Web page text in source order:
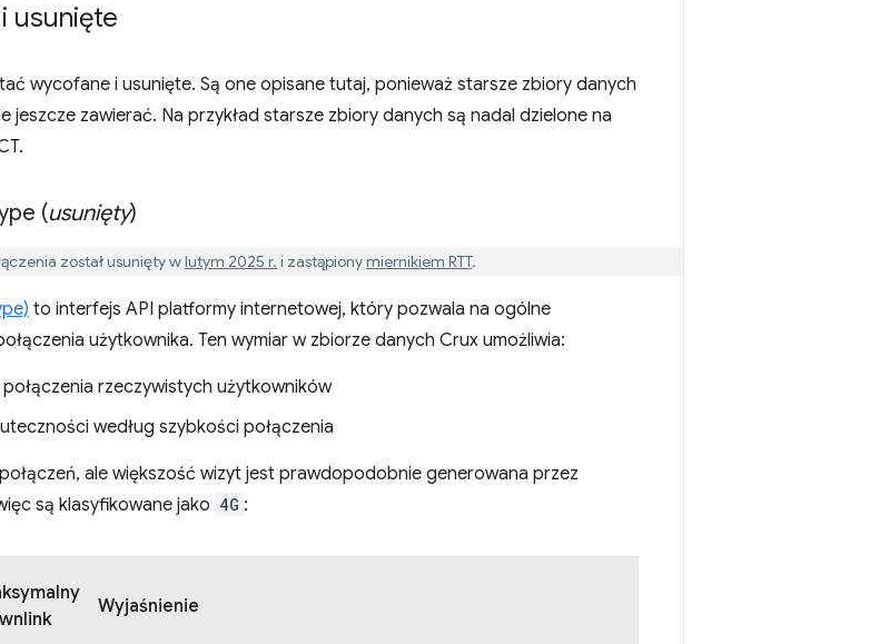
usunięte
wycofane i usunięte. Są one opisane tutaj, ponieważ starsze zbiory danych
jeszcze zawierać. Na przykład starsze zbiory danych są nadal dzielone na
(usunięty)
został usunięty wlutym 2025 r. i zastąpionymiernikiem RTT.
to interfejs API platformy internetowej, który pozwala na ogólne
użytkownika. Ten wymiar w zbiorze danych Crux umożliwia:
rzeczywistych użytkowników
według szybkości połączenia
ale większość wizyt jest prawdopodobnie generowana przez
są klasyfikowane jako 4G :
Wyjaśnienie